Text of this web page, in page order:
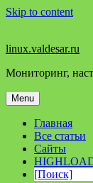
Skip to content
linux.valdesar.ru
Мониторинг,
Menu
Главная
Все статьи
Сайты
[Поиск]